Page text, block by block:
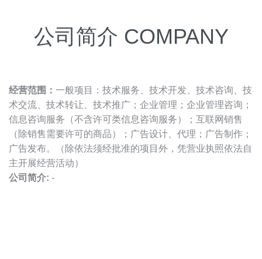
公司简介 COMPANY
经营范围： 一般项目：技术服务、技术开发、技术咨询、技
术交流、技术转让、技术推广；企业管理；企业管理咨询；
信息咨询服务（不含许可类信息咨询服务）；互联网销售
（除销售需要许可的商品）；广告设计、代理；广告制作；
广告发布。（除依法须经批准的项目外，凭营业执照依法自
主开展经营活动）
公司简介: -